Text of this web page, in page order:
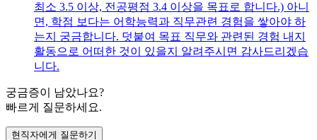
최소 3.5 이상, 전공평점 3.4 이상을 목표로 합니다.) 아니
면, 학점 보다는 어학능력과 직무관련 경험을 쌓아야 하
는지 궁금합니다. 덧붙여 목표 직무와 관련된 경험 내지
활동으로 어떠한 것이 있을지 알려주시면 감사드리겠습
니다.
궁금증이 남았나요?
빠르게 질문하세요.
현직자에게 질문하기